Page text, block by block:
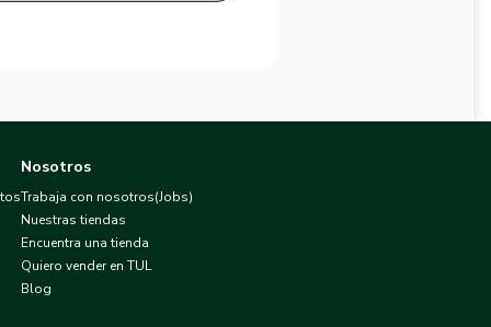
Nosotros
Trabaja con nosotros(Jobs)
Nuestras tiendas
Encuentra una tienda
Quiero vender en TUL
Blog